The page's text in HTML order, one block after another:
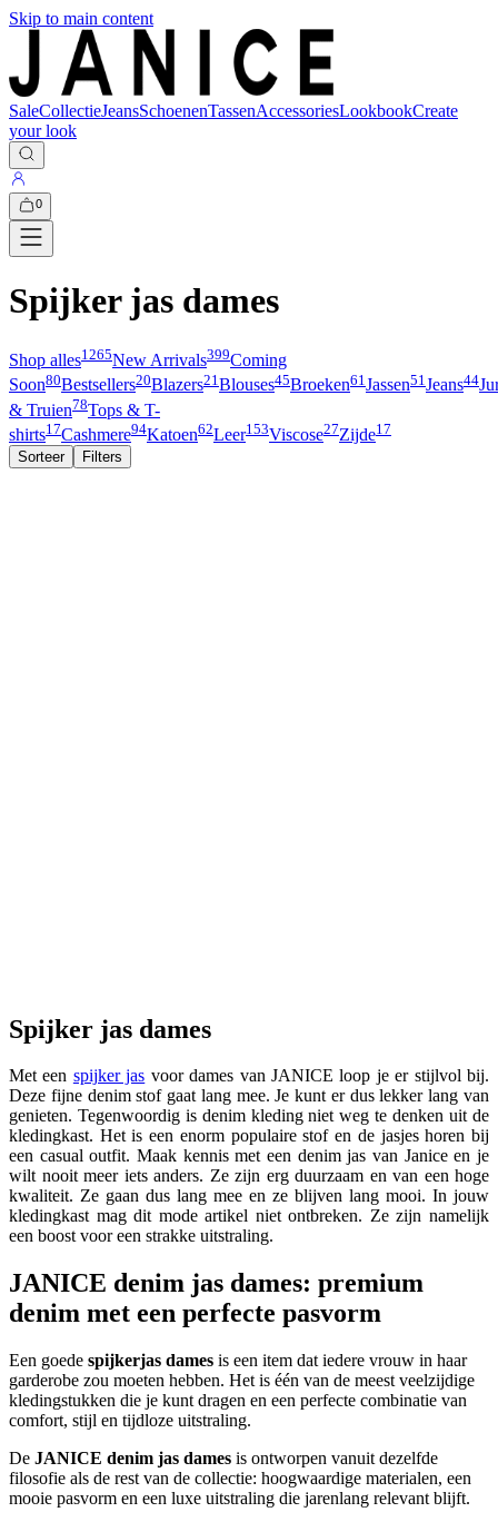
Skip to main content
SaleCollectieJeansSchoenenTassenAccessoriesLookbookCreate
your look
0
Spijker jas dames
Shop alles1265New Arrivals399Coming
Soon80Bestsellers20Blazers21 Blouses45Broeken61 Jassen51 Jeans44
& Truien78Tops & T-
shirts17Cashmere94Katoen62Leer153Viscose27Zijde17
Sorteer
Filters
Spijker jas dames
Met een spijker jas voor dames van JANICE loop je er stijlvol bij.
Deze fijne denim stof gaat lang mee. Je kunt er dus lekker lang van
genieten. Tegenwoordig is denim kleding niet weg te denken uit de
kledingkast. Het is een enorm populaire stof en de jasjes horen bij
een casual outfit. Maak kennis met een denim jas van Janice en je
wilt nooit meer iets anders. Ze zijn erg duurzaam en van een hoge
kwaliteit. Ze gaan dus lang mee en ze blijven lang mooi. In jouw
kledingkast mag dit mode artikel niet ontbreken. Ze zijn namelijk
een boost voor een strakke uitstraling.
JANICE denim jas dames: premium
denim met een perfecte pasvorm
Een goede spijkerjas dames is een item dat iedere vrouw in haar
garderobe zou moeten hebben. Het is één van de meest veelzijdige
kledingstukken die je kunt dragen en een perfecte combinatie van
comfort, stijl en tijdloze uitstraling.
De JANICE denim jas dames is ontworpen vanuit dezelfde
filosofie als de rest van de collectie: hoogwaardige materialen, een
mooie pasvorm en een luxe uitstraling die jarenlang relevant blijft.